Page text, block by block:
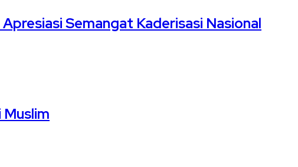
Semangat Kaderisasi Nasional